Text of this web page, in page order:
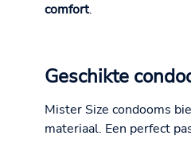
comfort.
Geschikte
Mister Size condooms
materiaal. Een perfect